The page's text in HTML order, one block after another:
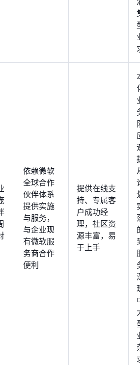
依赖微软
全球合作
伙伴体系
提供实施
与服务，
与企业现
有微软服
务商合作
便利
提供在线支
持、专属客
户成功经
理，社区资
源丰富，易
于上手